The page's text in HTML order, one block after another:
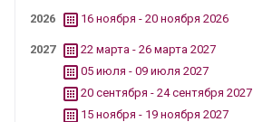
2026 16 ноября - 20 ноября 2026
2027
22 марта - 26 марта 2027
05 июля - 09 июля 2027
20 сентября - 24 сентября 2027
15 ноября - 19 ноября 2027